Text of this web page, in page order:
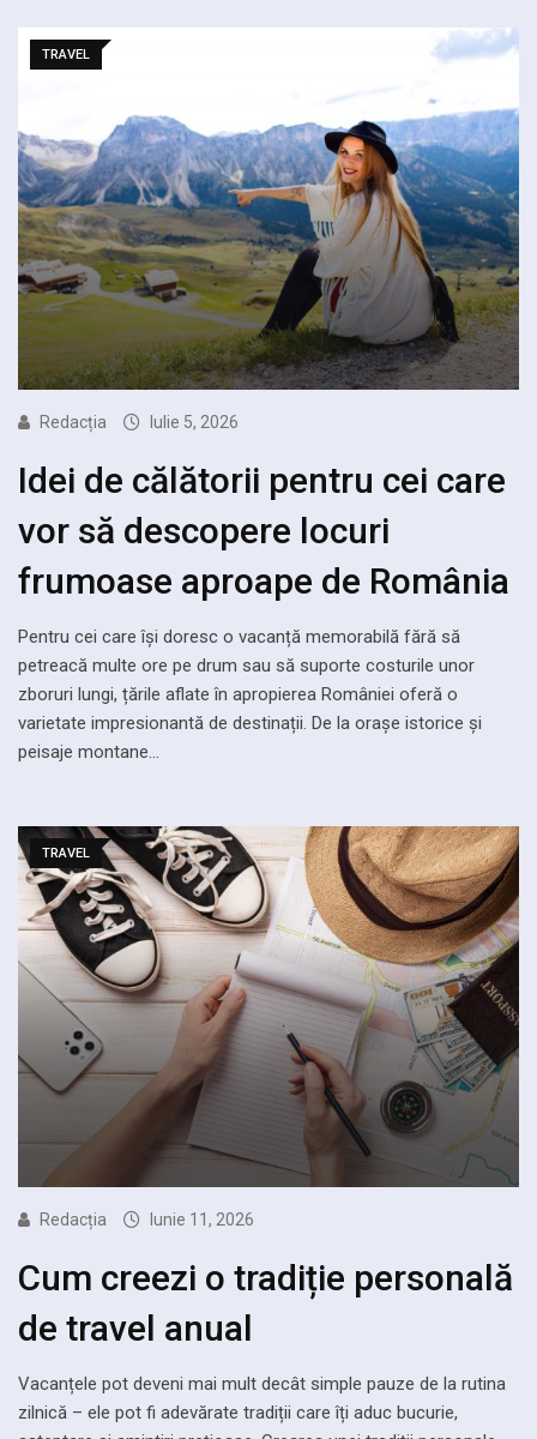
TRAVEL
Redacția Iulie 5, 2026
Idei de călătorii pentru cei care
vor să descopere locuri
frumoase aproape de România
Pentru cei care își doresc o vacanță memorabilă fără să
petreacă multe ore pe drum sau să suporte costurile unor
zboruri lungi, țările aflate în apropierea României oferă o
varietate impresionantă de destinații. De la orașe istorice și
peisaje montane…
TRAVEL
Redacția Iunie 11, 2026
Cum creezi o tradiție personală
de travel anual
Vacanțele pot deveni mai mult decât simple pauze de la rutina
zilnică – ele pot fi adevărate tradiții care îți aduc bucurie,